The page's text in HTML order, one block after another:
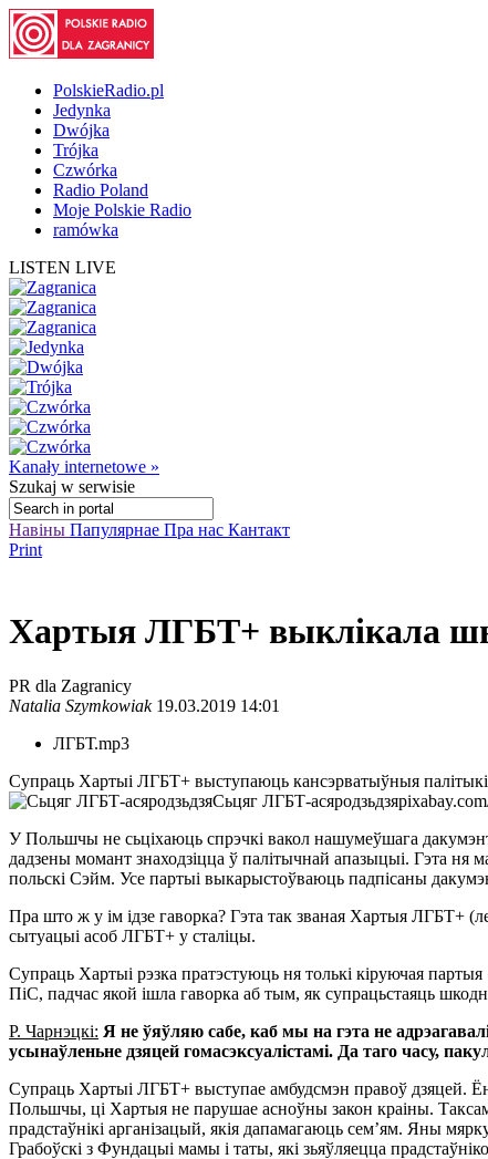
PolskieRadio.pl
Jedynka
Dwójka
Trójka
Czwórka
Radio Poland
Moje Polskie Radio
ramówka
LISTEN LIVE
Kanały internetowe »
Szukaj w serwisie
Навіны Папулярнае Пра нас Кантакт
Print
Хартыя ЛГБТ+ выклікала
PR dla Zagranicy
Natalia Szymkowiak19.03.2019 14:01
ЛГБТ.mp3
Супраць Хартыі ЛГБТ+ выступаюць кансэрватыўныя
Сьцяг ЛГБТ-асяродзьдзя
У Польшчы не сьціхаюць спрэчкі вакол нашумеўшага
дадзены момант знаходзіцца ў палітычнай апазыцыі. Гэта ня
польскі Сэйм. Усе партыі выкарыстоўваюць падпісаны
Пра што ж у ім ідзе гаворка? Гэта так званая Хартыя ЛГБТ+
сытуацыі асоб ЛГБТ+ у сталіцы.
Супраць Хартыі рэзка пратэстуюць ня толькі кіруючая
ПіС, падчас якой ішла гаворка аб тым, як супрацьстаяць
Р. Чарнэцкі: Я не ўяўляю сабе, каб мы на гэта не
усынаўленьне дзяцей гомасэксуалістамі. Да таго часу,
Супраць Хартыі ЛГБТ+ выступае амбудсмэн правоў дзяцей.
Польшчы, ці Хартыя не парушае асноўны закон краіны.
прадстаўнікі арганізацый, якія дапамагаюць сем’ям. Яны
Грабоўскі з Фундацыі мамы і таты, які зьяўляецца